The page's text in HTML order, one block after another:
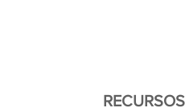
RECURSOS